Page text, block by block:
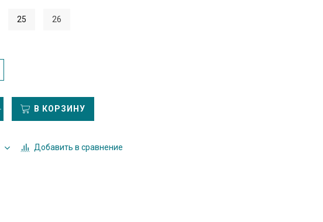
25 26
В КОРЗИНУ
Добавить в сравнение